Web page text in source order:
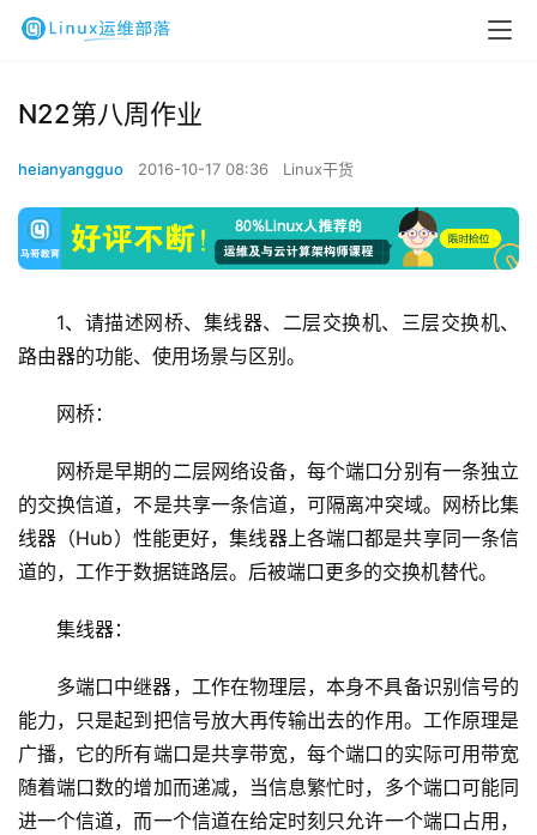
N22第八周作业
heianyangguo 2016-10-17 08:36 Linux干货
1、请描述网桥、集线器、二层交换机、三层交换机、
路由器的功能、使用场景与区别。
网桥：
网桥是早期的二层网络设备，每个端口分别有一条独立
的交换信道，不是共享一条信道，可隔离冲突域。网桥比集
线器（Hub）性能更好，集线器上各端口都是共享同一条信
道的，工作于数据链路层。后被端口更多的交换机替代。
集线器：
多端口中继器，工作在物理层，本身不具备识别信号的
能力，只是起到把信号放大再传输出去的作用。工作原理是
广播，它的所有端口是共享带宽，每个端口的实际可用带宽
随着端口数的增加而递减，当信息繁忙时，多个端口可能同
进一个信道，而一个信道在给定时刻只允许一个端口占用，